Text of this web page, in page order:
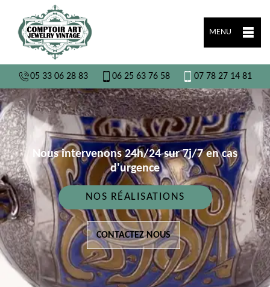
MENU
05 33 06 28 83 06 25 63 76 58 07 78 27 14 81
Nous intervenons 24h/24 sur 7j/7 en cas
d'urgence
NOS RÉALISATIONS
CONTACTEZ NOUS